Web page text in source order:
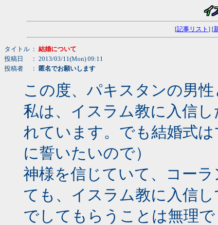
[記事リスト ] [
タイトル ： 結婚について
投稿日
： 2013/03/11(Mon) 09:11
投稿者
： 匿名でお願いします
この度、パキスタンの男
私は、イスラム教に入信
れています。でも結婚式
に誓いたいので）
神様を信じていて、コー
ても、イスラム教に入信
でしてもらうことは無理